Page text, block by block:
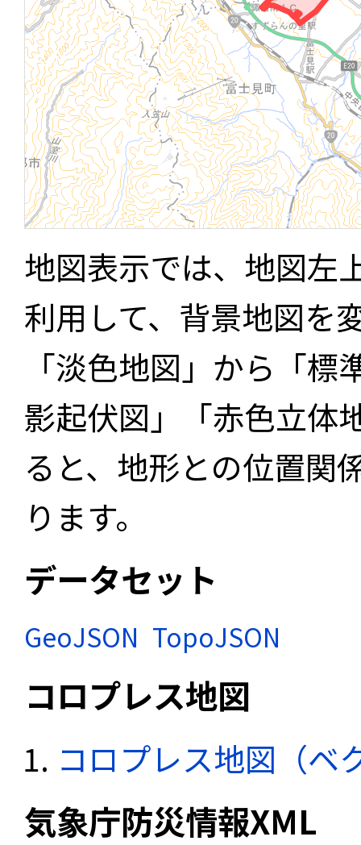
地図表示では、地図左
利用して、背景地図を
「淡色地図」から「
影起伏図」「赤色立体
ると、地形との位置関
ります。
データセット
GeoJSON TopoJSON
コロプレス地図
コロプレス地図（ベ
気象庁防災情報XML